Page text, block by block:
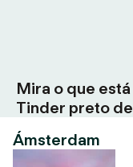
Mira o que
Tinder preto
Ámsterdam